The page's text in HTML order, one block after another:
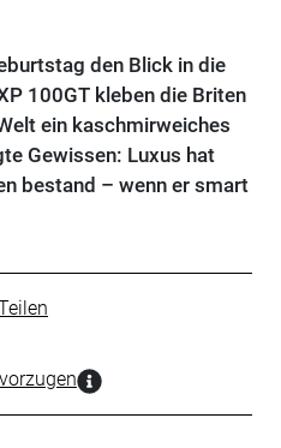
den Blick in die
100GT kleben die Briten
ein kaschmirweiches
Gewissen: Luxus hat
bestand – wenn er smart